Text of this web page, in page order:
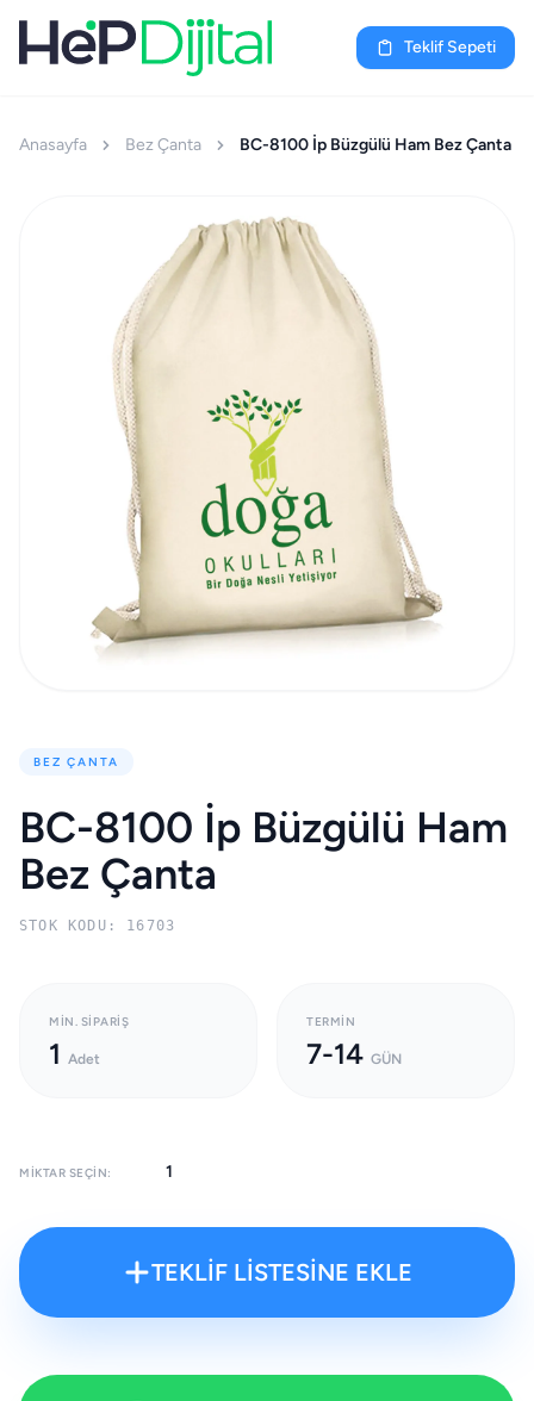
Teklif Sepeti
Anasayfa Bez Çanta BC-8100 İp Büzgülü Ham Bez Çanta
BEZ ÇANTA
BC-8100 İp Büzgülü Ham
Bez Çanta
STOK KODU: 16703
MIN. SIPARIŞ
1 Adet
TERMIN
7-14 GÜN
MIKTAR SEÇIN:
TEKLİF LİSTESİNE EKLE